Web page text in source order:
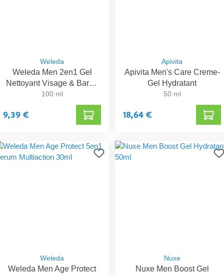
Weleda
Weleda Men 2en1 Gel
Nettoyant Visage & Barbe
100ml
100 ml
9,39 €
Apivita
Apivita Men's Care Creme-
Gel Hydratant
50 ml
18,64 €
Weleda
Weleda Men Age Protect
Nuxe
Nuxe Men Boost Gel